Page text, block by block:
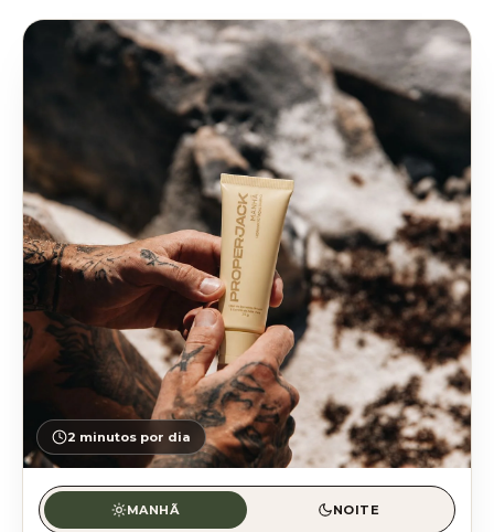
2 minutos por dia
MANHÃ NOITE